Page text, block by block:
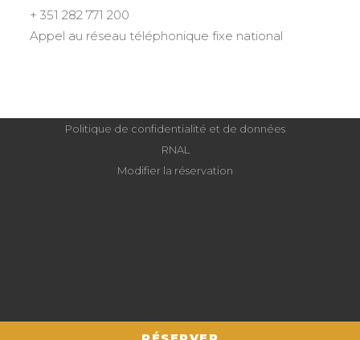
+ 351 282 771 200
Appel au réseau téléphonique fixe national
Politique de confidentialité et de données
RNAL
Modifier la réservation